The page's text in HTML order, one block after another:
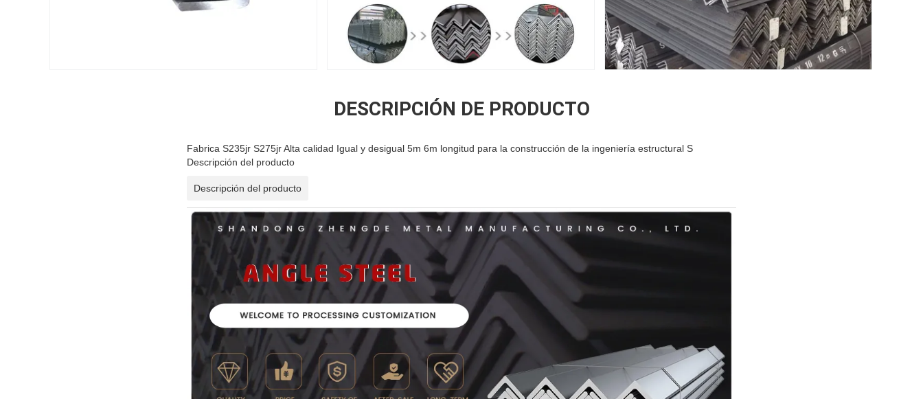
DESCRIPCIÓN DE PRODUCTO
Fabrica S235jr S275jr Alta calidad Igual y desigual 5m 6m longitud para la construcción de la ingeniería estructural S
Descripción del producto
Descripción del producto